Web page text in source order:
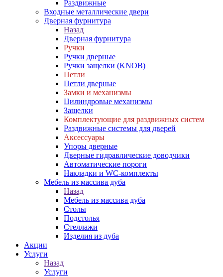
Раздвижные
Входные металлические двери
Дверная фурнитура
Назад
Дверная фурнитура
Ручки
Ручки дверные
Ручки защелки (KNOB)
Петли
Петли дверные
Замки и механизмы
Цилиндровые механизмы
Защелки
Комплектующие для раздвижных систем
Раздвижные системы для дверей
Аксессуары
Упоры дверные
Дверные гидравлические доводчики
Автоматические пороги
Накладки и WC-комплекты
Мебель из массива дуба
Назад
Мебель из массива дуба
Столы
Подстолья
Стеллажи
Изделия из дуба
Акции
Услуги
Назад
Услуги